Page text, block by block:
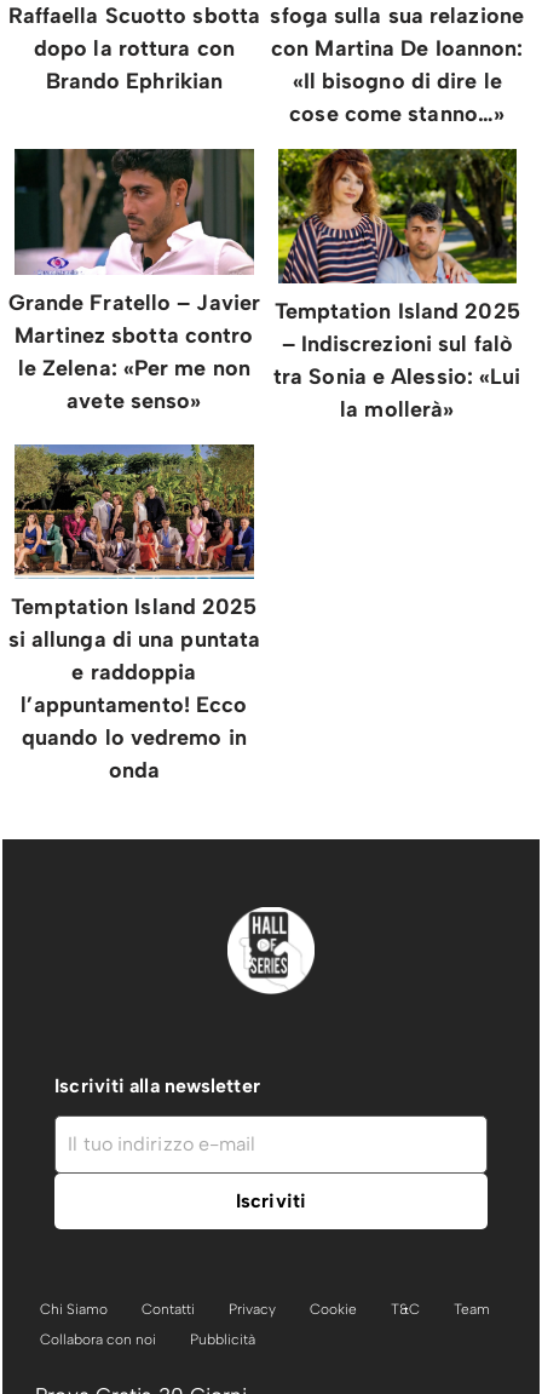
Raffaella Scuotto sbotta
dopo la rottura con
Brando Ephrikian
sfoga sulla sua relazione
con Martina De Ioannon:
«Il bisogno di dire le
cose come stanno…»
Grande Fratello – Javier
Martinez sbotta contro
le Zelena: «Per me non
avete senso»
Temptation Island 2025
– Indiscrezioni sul falò
tra Sonia e Alessio: «Lui
la mollerà»
Temptation Island 2025
si allunga di una puntata
e raddoppia
l’appuntamento! Ecco
quando lo vedremo in
onda
Iscriviti alla newsletter
Chi Siamo Contatti Privacy Cookie T&C
Team
Collabora con noi
Pubblicità